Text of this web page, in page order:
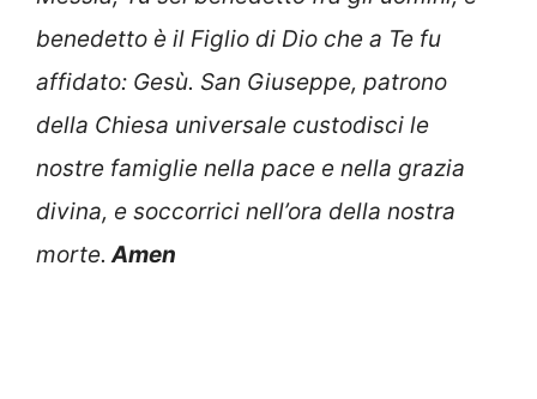
benedetto è il Figlio di Dio che a Te fu
affidato: Gesù. San Giuseppe, patrono
della Chiesa universale custodisci le
nostre famiglie nella pace e nella grazia
divina, e soccorrici nell’ora della nostra
morte. Amen